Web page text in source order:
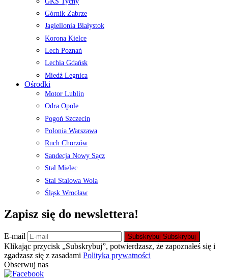
Górnik Zabrze
Jagiellonia Białystok
Korona Kielce
Lech Poznań
Lechia Gdańsk
Miedź Legnica
Ośrodki
Motor Lublin
Odra Opole
Pogoń Szczecin
Polonia Warszawa
Ruch Chorzów
Sandecja Nowy Sącz
Stal Mielec
Stal Stalowa Wola
Śląsk Wrocław
Zapisz się do newslettera!
E-mail Subskrybuj Subskrybuj
Klikając przycisk „Subskrybuj”, potwierdzasz, że zapoznałeś się i
zgadzasz się z zasadami Polityka prywatności
Obserwuj nas